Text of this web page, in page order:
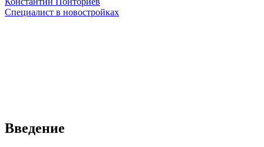
Специалист в новостройках
Введение